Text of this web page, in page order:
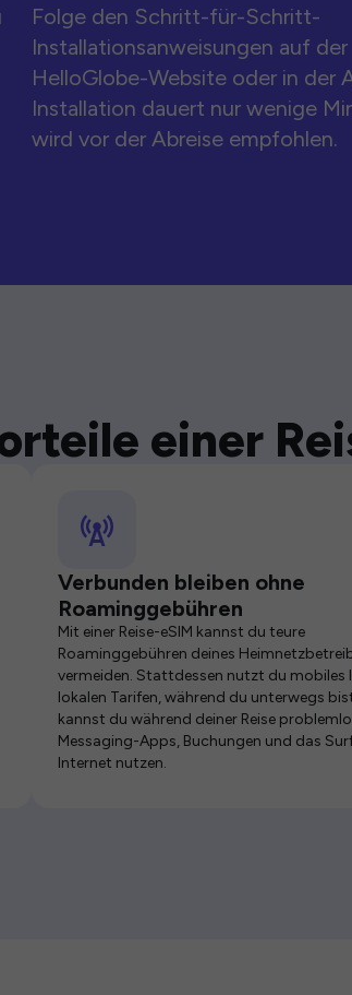
Folge den Schritt-für-Schritt-
Installationsanweisungen auf der
HelloGlobe-Website oder in der
Installation dauert nur wenige
wird vor der Abreise empfohlen.
einer
Verbunden bleiben ohne
Roaminggebühren
Mit einer Reise-eSIM kannst du teure
Roaminggebühren deines
vermeiden. Stattdessen nutzt du mobiles
lokalen Tarifen, während du unterwegs
kannst du während deiner Reise
Messaging-Apps, Buchungen und das
Internet nutzen.